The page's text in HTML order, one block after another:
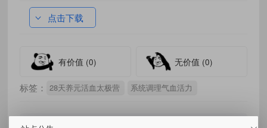
点击下载
有价值 (0) 无价值 (0)
标签： 28天养元活血太极营 系统调理气血活力